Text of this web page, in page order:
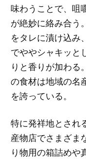
味わうことで、咀
が絶妙に絡み合う
をタレに漬け込み
でややシャキッと
りと香りが加わる
の食材は地域の名
を誇っている。
特に発祥地とされ
産物店でさまざま
り物用の箱詰めや